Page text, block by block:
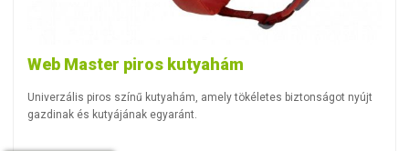
Web Master piros kutyahám
Univerzális piros színű kutyahám, amely tökéletes biztonságot nyújt
gazdinak és kutyájának egyaránt.